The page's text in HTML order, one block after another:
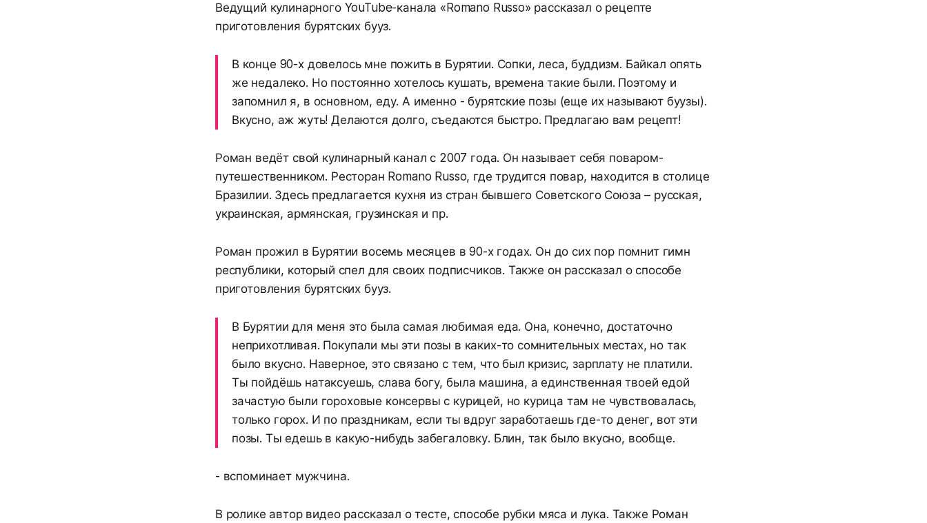
Ведущий кулинарного YouTube-канала «Romano Russo» рассказал о рецепте
приготовления бурятских бууз.
В конце 90-х довелось мне пожить в Бурятии. Сопки, леса, буддизм. Байкал опять
же недалеко. Но постоянно хотелось кушать, времена такие были. Поэтому и
запомнил я, в основном, еду. А именно - бурятские позы (еще их называют буузы).
Вкусно, аж жуть! Делаются долго, съедаются быстро. Предлагаю вам рецепт!
Роман ведёт свой кулинарный канал с 2007 года. Он называет себя поваром-
путешественником. Ресторан Romano Russo, где трудится повар, находится в столице
Бразилии. Здесь предлагается кухня из стран бывшего Советского Союза – русская,
украинская, армянская, грузинская и пр.
Роман прожил в Бурятии восемь месяцев в 90-х годах. Он до сих пор помнит гимн
республики, который спел для своих подписчиков. Также он рассказал о способе
приготовления бурятских бууз.
В Бурятии для меня это была самая любимая еда. Она, конечно, достаточно
неприхотливая. Покупали мы эти позы в каких-то сомнительных местах, но так
было вкусно. Наверное, это связано с тем, что был кризис, зарплату не платили.
Ты пойдёшь натаксуешь, слава богу, была машина, а единственная твоей едой
зачастую были гороховые консервы с курицей, но курица там не чувствовалась,
только горох. И по праздникам, если ты вдруг заработаешь где-то денег, вот эти
позы. Ты едешь в какую-нибудь забегаловку. Блин, так было вкусно, вообще.
- вспоминает мужчина.
В ролике автор видео рассказал о тесте, способе рубки мяса и лука. Также Роман